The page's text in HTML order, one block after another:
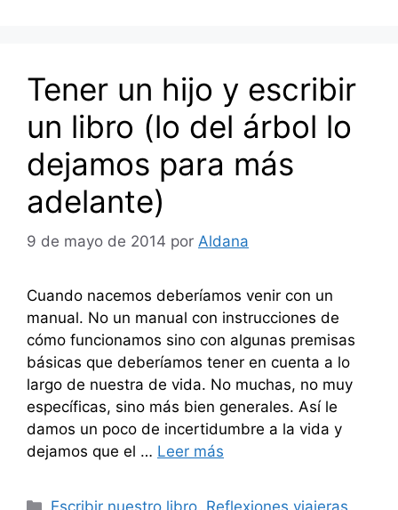
Tener un hijo y escribir
un libro (lo del árbol lo
dejamos para más
adelante)
9 de mayo de 2014 por Aldana
Cuando nacemos deberíamos venir con un
manual. No un manual con instrucciones de
cómo funcionamos sino con algunas premisas
básicas que deberíamos tener en cuenta a lo
largo de nuestra de vida. No muchas, no muy
específicas, sino más bien generales. Así le
damos un poco de incertidumbre a la vida y
dejamos que el … Leer más
Categorías
Escribir nuestro libro, Reflexiones viajeras